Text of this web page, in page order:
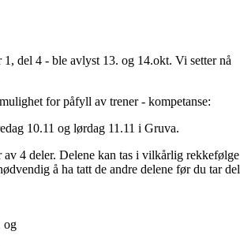
1, del 4 - ble avlyst 13. og 14.okt. Vi setter nå
for påfyll av trener - kompetanse:
10.11 og lørdag 11.11 i Gruva.
av 4 deler. Delene kan tas i vilkårlig
å ha tatt de andre delene før du tar del
og